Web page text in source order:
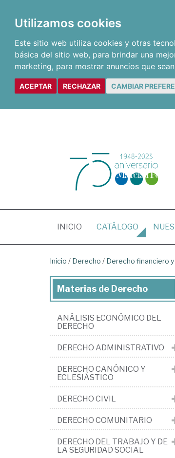
Utilizamos cookies
Este sitio web utiliza cookies y otras
básica del sitio web, para brindar una
marketing, para mostrar anuncios que
ACEPTAR RECHAZAR CAMBIAR
INICIO (CURRENT)
CATÁLOGO
Inicio / Derecho / Derecho financiero
Materias de Derecho
ANÁLISIS ECONÓMICO DEL
DERECHO
DERECHO ADMINISTRATIVO
DERECHO CANÓNICO Y
ECLESIÁSTICO
DERECHO CIVIL
DERECHO COMUNITARIO
DERECHO DEL TRABAJO Y DE
LA SEGURIDAD SOCIAL